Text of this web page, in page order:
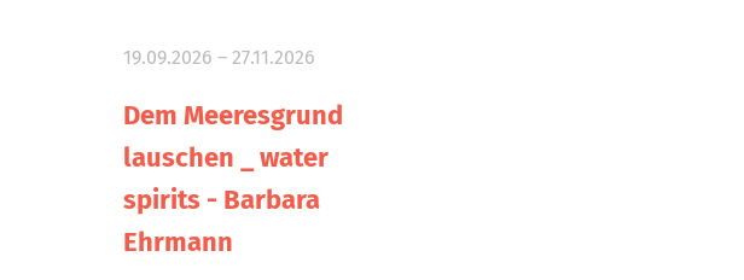
19.09.2026 – 27.11.2026
Dem Meeresgrund
lauschen _ water
spirits - Barbara
Ehrmann